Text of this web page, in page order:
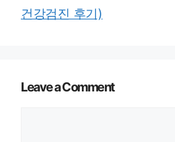
건강검진 후기)
Leave a Comment